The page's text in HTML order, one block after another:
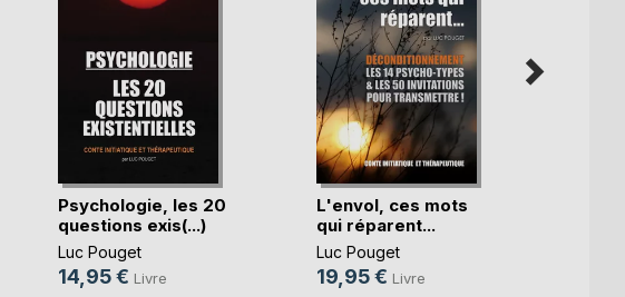
Psychologie, les 20
questions exis(...)
Luc Pouget
14,95 € Livre
L'envol, ces mots
qui réparent...
Luc Pouget
19,95 € Livre